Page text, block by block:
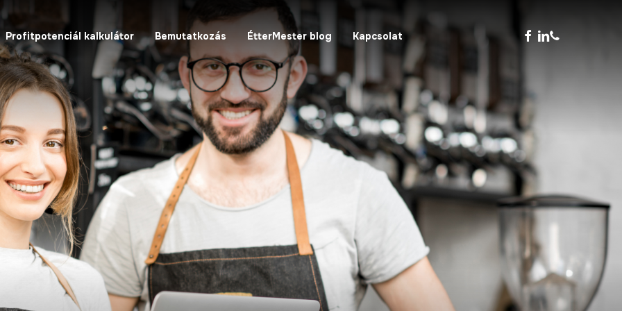
Profitpotenciál kalkulátor Bemutatkozás ÉtterMester blog Kapcsolat facebook
linkedin
phone